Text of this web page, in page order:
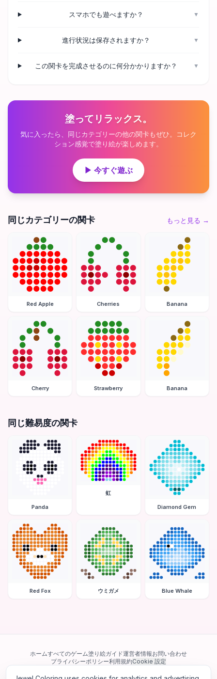
スマホでも遊べますか？ ▼
進行状況は保存されますか？ ▼
この関卡を完成させるのに何分かかりますか？ ▼
塗ってリラックス。
気に入ったら、同じカテゴリーの他の関卡もぜひ。コレク
ション感覚で塗り絵が楽しめます。
▶ 今すぐ遊ぶ
同じカテゴリーの関卡 もっと見る →
Red Apple Cherries Banana
Cherry Strawberry Banana
同じ難易度の関卡
Panda
虹
Diamond Gem
Red Fox ウミガメ Blue Whale
ホームすべてのゲーム塗り絵ガイド運営者情報お問い合わせ
プライバシーポリシー利用規約Cookie 設定